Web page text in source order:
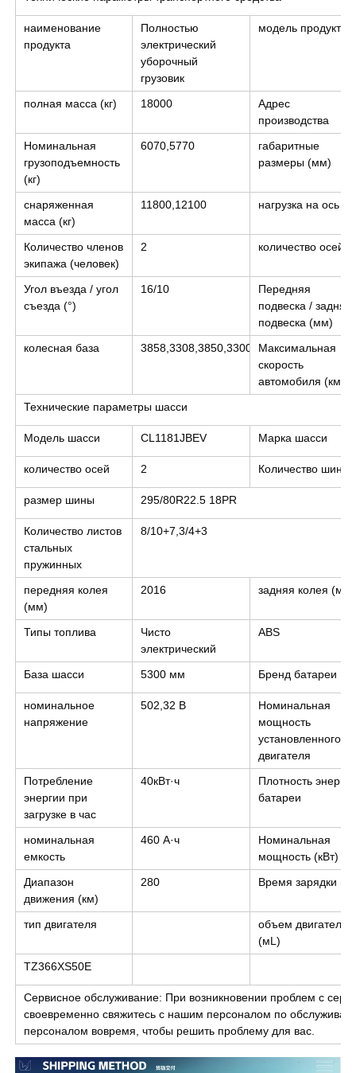
наименование
продукта
Полностью
электрический
уборочный
грузовик
модель продукта
полная масса (кг) 18000
Адрес
производства
Номинальная
грузоподъемность
(кг)
6070,5770
габаритные
размеры (мм)
снаряженная
масса (кг)
11800,12100 нагрузка на ось
Количество членов
экипажа (человек)
2 количество осей
Угол въезда / угол
съезда (°)
16/10
Передняя
подвеска / задняя
подвеска (мм)
колесная база
3858,3308,3850,3300,3000Максимальная
скорость
автомобиля (км/ч)
Технические параметры шасси
Модель шасси CL1181JBEV Марка шасси
количество осей 2 Количество шин
размер шины 295/80R22.5 18PR
Количество листов
стальных
пружинных
8/10+7,3/4+3
передняя колея
(мм)
2016 задняя колея (мм)
Типы топлива
Чисто
электрический
ABS
База шасси 5300 мм Бренд батареи
номинальное
напряжение
502,32 В
Номинальная
мощность
установленного
двигателя
Потребление
энергии при
загрузке в час
40кВт·ч
Плотность энергии
батареи
номинальная
емкость
460 А·ч
Номинальная
мощность (кВт)
Диапазон
движения (км)
280 Время зарядки (ч)
тип двигателя
объем двигателя
(мL)
TZ366XS50E
Сервисное обслуживание: При возникновении проблем с
своевременно свяжитесь с нашим персоналом по
персоналом вовремя, чтобы решить проблему для вас.